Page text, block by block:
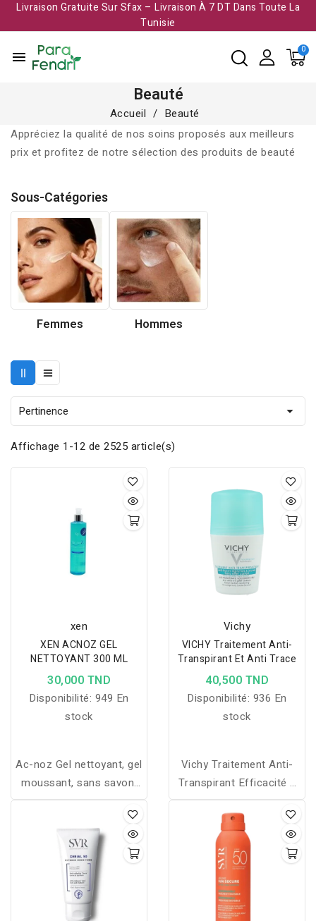
Livraison Gratuite Sur Sfax – Livraison À 7 DT Dans Toute La
Tunisie​
menu
Beauté
Accueil
Beauté
Appréciez la qualité de nos soins proposés aux meilleurs
prix et profitez de notre sélection des produits de beauté
Sous-Catégories
Femmes Hommes
Pertinence 
Affichage 1-12 de 2525 article(s)
xen
XEN ACNOZ GEL
NETTOYANT 300 ML
30,000 TND
Disponibilité: 949 En
stock
Ac-noz Gel nettoyant, gel
moussant, sans savon,
pour l'hygiène des peaux
tendance acnéiques
Vichy
VICHY Traitement Anti-
Transpirant Et Anti Trace
40,500 TND
Disponibilité: 936 En
stock
Vichy Traitement Anti-
Transpirant Efficacité 7
jours contient une
nouvelle génération
d’actif : l’anti-transpirant
micro-affiné. Il est 2 fois
plus petit que les actifs
classiques pour une
action ciblée directement